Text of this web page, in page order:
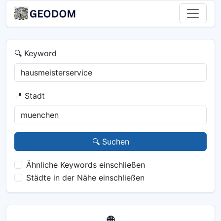
🔍 Keyword
📍 Stadt
🔍 Suchen
Ähnliche Keywords einschließen
Städte in der Nähe einschließen